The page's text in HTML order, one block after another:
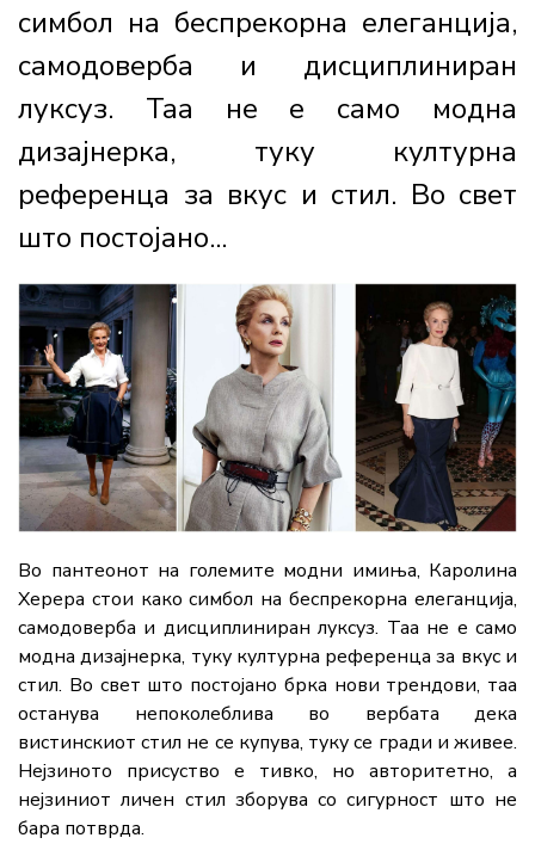
симбол на беспрекорна елеганција,
самодоверба и дисциплиниран
луксуз. Таа не е само модна
дизајнерка, туку културна
референца за вкус и стил. Во свет
што постојано...
Во пантеонот на големите модни имиња, Каролина
Херера стои како симбол на беспрекорна елеганција,
самодоверба и дисциплиниран луксуз. Таа не е само
модна дизајнерка, туку културна референца за вкус и
стил. Во свет што постојано брка нови трендови, таа
останува непоколеблива во вербата дека
вистинскиот стил не се купува, туку се гради и живее.
Нејзиното присуство е тивко, но авторитетно, а
нејзиниот личен стил зборува со сигурност што не
бара потврда.